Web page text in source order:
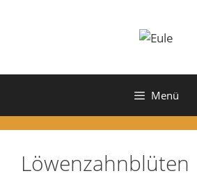
Menü
Löwenzahnblüten